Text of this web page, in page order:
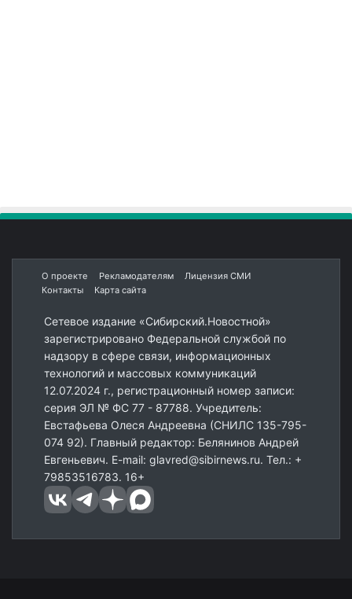
О проекте Рекламодателям
Лицензия СМИ
Контакты
Карта сайта
Сетевое издание «Сибирский.Новостной»
зарегистрировано Федеральной службой по
надзору в сфере связи, информационных
технологий и массовых коммуникаций
12.07.2024 г., регистрационный номер записи:
серия ЭЛ № ФС 77 - 87788. Учредитель:
Евстафьева Олеся Андреевна (СНИЛС 135-795-
074 92). Главный редактор: Белянинов Андрей
Евгеньевич. E-mail: glavred@sibirnews.ru. Тел.: +
79853516783. 16+